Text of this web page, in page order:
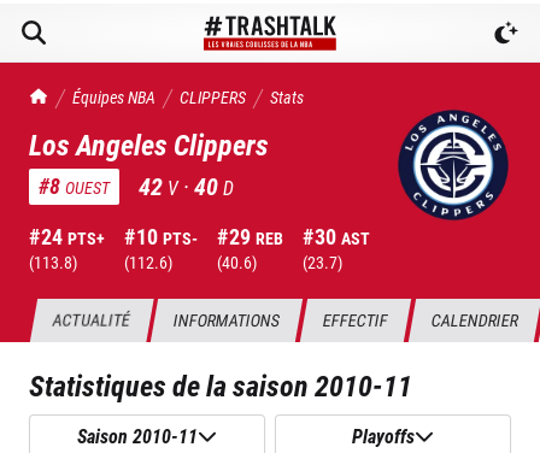
TrashTalk Actu NBA
Équipes NBA CLIPPERS Stats
Los Angeles Clippers
#8 OUEST 42 V ·40D
#24 PTS+
(113.8)
#10 PTS-
(112.6)
#29 REB
(40.6)
#30 AST
(23.7)
ACTUALITÉ INFORMATIONS EFFECTIF CALENDRIER
Statistiques de la saison2010-11
Saison 2010-11 Playoffs